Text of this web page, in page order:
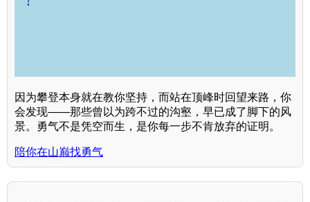
因为攀登本身就在教你坚持，而站在顶峰时回望来路，你
会发现——那些曾以为跨不过的沟壑，早已成了脚下的风
景。勇气不是凭空而生，是你每一步不肯放弃的证明。
陪你在山巅找勇气